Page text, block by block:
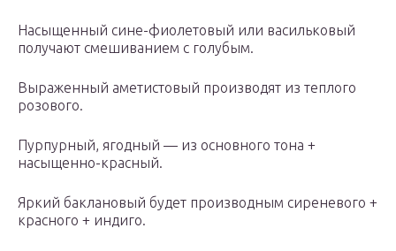
Насыщенный сине-фиолетовый или васильковый
получают смешиванием с голубым.
Выраженный аметистовый производят из теплого
розового.
Пурпурный, ягодный — из основного тона +
насыщенно-красный.
Яркий баклановый будет производным сиреневого +
красного + индиго.